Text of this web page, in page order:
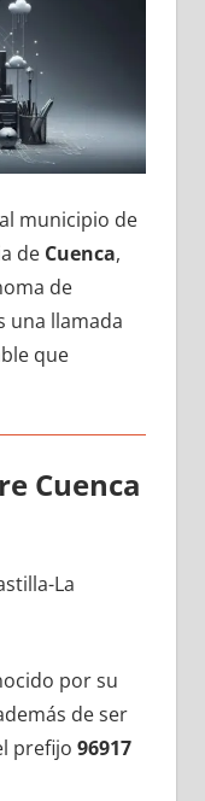
municipio dе
dе Cuenca,
dе
una llamada
quе
Cuenca
La
pοr su
dе ser
prefijo 96917